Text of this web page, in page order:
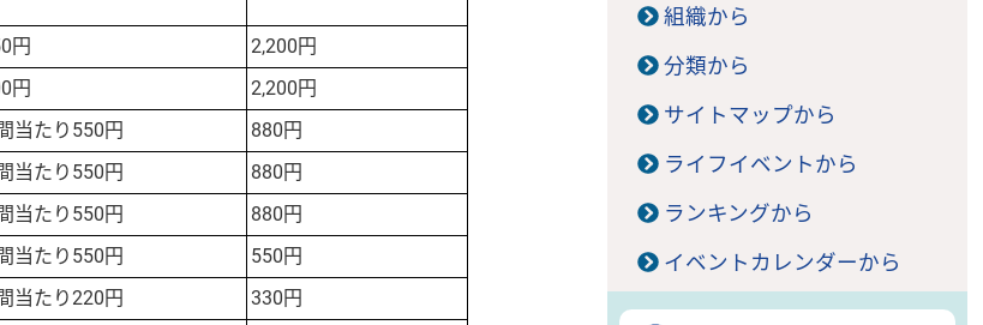
円
2,200円
円
2,200円
当たり550円
880円
当たり550円
880円
当たり550円
880円
当たり550円
550円
当たり220円
330円
組織から
分類から
サイトマップから
ライフイベントから
ランキングから
イベントカレンダーから